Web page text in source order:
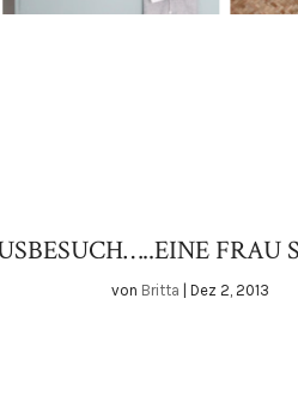
FRAU
von Britta |Dez 2, 2013